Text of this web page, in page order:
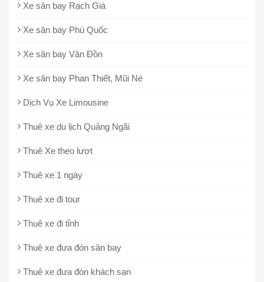
Xe sân bay Rạch Giá
Xe sân bay Phú Quốc
Xe sân bay Vân Đồn
Xe sân bay Phan Thiết, Mũi Né
Dịch Vụ Xe Limousine
Thuê xe du lịch Quảng Ngãi
Thuê Xe theo lượt
Thuê xe 1 ngày
Thuê xe đi tour
Thuê xe đi tỉnh
Thuê xe đưa đón sân bay
Thuê xe đưa đón khách sạn